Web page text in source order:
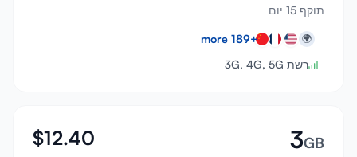
תוקף 15 יום
🌍
+
189
רשת 3G, 4G, 5G
3GB
$12.40